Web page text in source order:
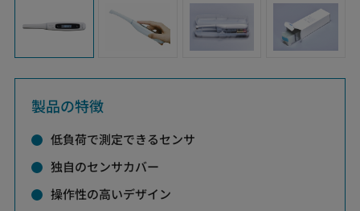
製品の特徴
低負荷で測定できるセンサ
独自のセンサカバー
操作性の高いデザイン